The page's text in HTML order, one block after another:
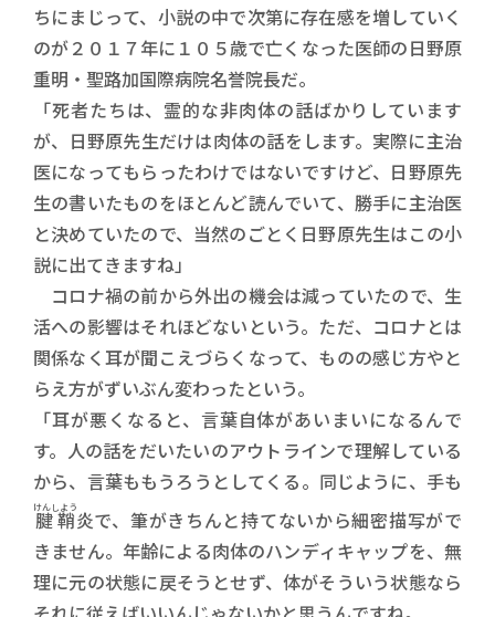
ちにまじって、小説の中で次第に存在感を増していく
のが２０１７年に１０５歳で亡くなった医師の日野原
重明・聖路加国際病院名誉院長だ。
「死者たちは、霊的な非肉体の話ばかりしています
が、日野原先生だけは肉体の話をします。実際に主治
医になってもらったわけではないですけど、日野原先
生の書いたものをほとんど読んでいて、勝手に主治医
と決めていたので、当然のごとく日野原先生はこの小
説に出てきますね」
コロナ禍の前から外出の機会は減っていたので、生
活への影響はそれほどないという。ただ、コロナとは
関係なく耳が聞こえづらくなって、ものの感じ方やと
らえ方がずいぶん変わったという。
「耳が悪くなると、言葉自体があいまいになるんで
す。人の話をだいたいのアウトラインで理解している
から、言葉ももうろうとしてくる。同じように、手も
腱鞘
けんしよう炎で、筆がきちんと持てないから細密描写がで
きません。年齢による肉体のハンディキャップを、無
理に元の状態に戻そうとせず、体がそういう状態なら